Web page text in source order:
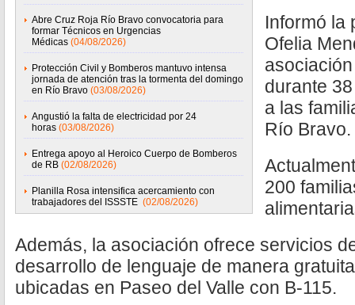
Abre Cruz Roja Río Bravo convocatoria para
formar Técnicos en Urgencias
Médicas (04/08/2026)
Protección Civil y Bomberos mantuvo intensa
jornada de atención tras la tormenta del domingo
en Río Bravo (03/08/2026)
Angustió la falta de electricidad por 24
horas (03/08/2026)
Entrega apoyo al Heroico Cuerpo de Bomberos
de RB (02/08/2026)
Planilla Rosa intensifica acercamiento con
trabajadores del ISSSTE (02/08/2026)
Informó la
Ofelia
durante
a las
Río Bravo.
200
Además, la asociación ofrece servicios
desarrollo de lenguaje de manera
ubicadas en Paseo del Valle con B-115.